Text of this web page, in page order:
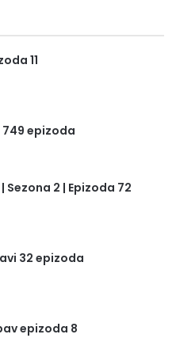
11
749 epizoda
Sezona 2 | Epizoda 72
32 epizoda
epizoda 8